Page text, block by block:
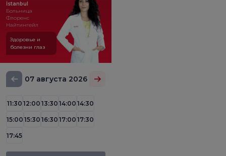
İstanbul
Больница
Флоренс
Найтингейл
Здоровье и
болезни глаз
07 августа 2026
11:30 12:00 13:30 14:00 14:30
15:00 15:30 16:30 17:00 17:30
17:45